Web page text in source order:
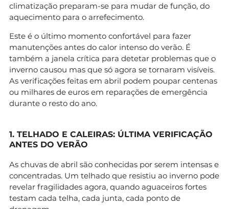
climatização preparam-se para mudar de função, do
aquecimento para o arrefecimento.
Este é o último momento confortável para fazer
manutenções antes do calor intenso do verão. É
também a janela crítica para detetar problemas que o
inverno causou mas que só agora se tornaram visíveis.
As verificações feitas em abril podem poupar centenas
ou milhares de euros em reparações de emergência
durante o resto do ano.
1. TELHADO E CALEIRAS: ÚLTIMA VERIFICAÇÃO
ANTES DO VERÃO
As chuvas de abril são conhecidas por serem intensas e
concentradas. Um telhado que resistiu ao inverno pode
revelar fragilidades agora, quando aguaceiros fortes
testam cada telha, cada junta, cada ponto de